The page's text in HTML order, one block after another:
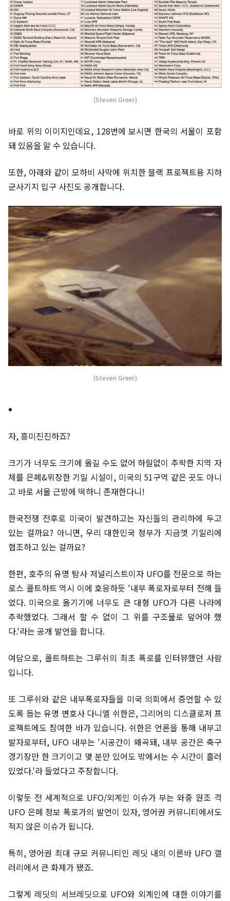
(Steven Greer)
바로 위의 이미지인데요, 128번에 보시면 한국의 서울이 포함
돼 있음을 알 수 있습니다.
또한, 아래와 같이 모하비 사막에 위치한 블랙 프로젝트용 지하
군사기지 입구 사진도 공개합니다.
(Steven Greer)
자, 흥미진진하죠?
크기가 너무도 크기에 옮길 수도 없어 하릴없이 추락한 지역 자
체를 은폐&위장한 기밀 시설이, 미국의 51구역 같은 곳도 아니
고 바로 서울 근방에 떡하니 존재한다니!
한국전쟁 전후로 미국이 발견하고는 자신들의 관리하에 두고
있는 걸까요? 아니면, 우리 대한민국 정부가 지금껏 기밀리에
협조하고 있는 걸까요?
한편, 호주의 유명 탐사 저널리스트이자 UFO를 전문으로 하는
로스 콜트하트 역시 이에 호응하듯 '내부 폭로자로부터 전해 들
었다. 미국으로 옮기기에 너무도 큰 대형 UFO가 다른 나라에
추락했었다. 그래서 할 수 없이 그 위를 구조물로 덮어야 했
다.'라는 공개 발언을 합니다.
여담으로, 콜트하트는 그루쉬의 최초 폭로를 인터뷰했던 사람
입니다.
또 그루쉬와 같은 내부폭로자들을 미국 의회에서 증언할 수 있
도록 돕는 유명 변호사 다니엘 쉬한은, 그리어의 디스클로저 프
로젝트에도 참여한 바가 있습니다. 쉬한은 언론을 통해 내부고
발자로부터, UFO 내부는 '시공간이 왜곡돼, 내부 공간은 축구
경기장만 한 크기이고 몇 분만 있어도 밖에서는 수 시간이 흘러
있었다.'라 들었다고 주장합니다.
이렇듯 전 세계적으로 UFO/외계인 이슈가 부는 와중 원조 격
UFO 은폐 정보 폭로가의 발언이 있자, 영어권 커뮤니티에서도
적지 않은 이슈가 됩니다.
특히, 영어권 최대 규모 커뮤니티인 레딧 내의 이른바 UFO 갤
러리에서 큰 화제가 됐죠.
그렇게 레딧의 서브레딧으로 UFO와 외계인에 대한 이야기를